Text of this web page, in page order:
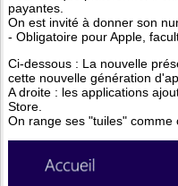
payantes.
On est invité à donner son
- Obligatoire pour Apple,
Ci-dessous : La nouvelle
cette nouvelle génération
A droite : les applications
Store.
On range ses "tuiles"